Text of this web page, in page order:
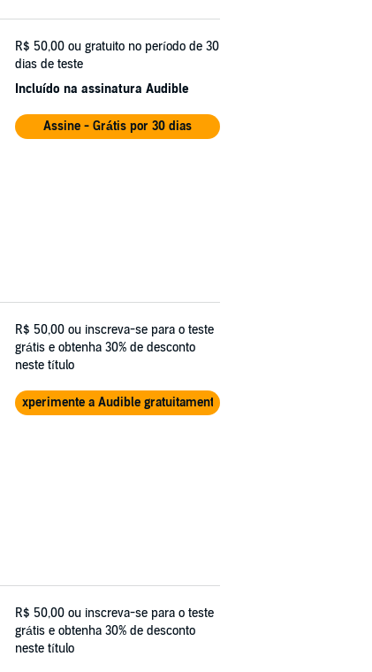
R$ 50,00 ou gratuito no período de 30
dias de teste
Incluído na assinatura Audible
Assine - Grátis por 30 dias
R$ 50,00 ou inscreva-se para o teste
grátis e obtenha 30% de desconto
neste título
Experimente a Audible gratuitamente
R$ 50,00 ou inscreva-se para o teste
grátis e obtenha 30% de desconto
neste título